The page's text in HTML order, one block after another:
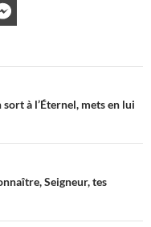
à l’Éternel, mets en lui
Seigneur, tes